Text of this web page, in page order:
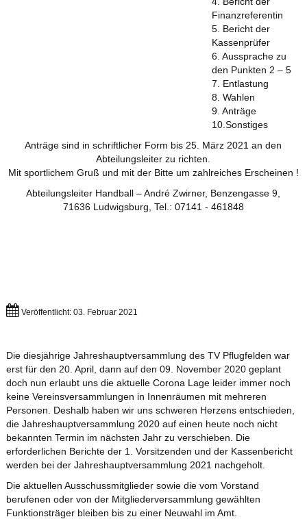
Finanzreferentin
5. Bericht der
Kassenprüfer
6. Aussprache zu
den Punkten 2 – 5
7. Entlastung
8. Wahlen
9. Anträge
10.Sonstiges
Anträge sind in schriftlicher Form bis 25. März 2021 an den
Abteilungsleiter zu richten.
Mit sportlichem Gruß und mit der Bitte um zahlreiches Erscheinen !
Abteilungsleiter Handball – André Zwirner, Benzengasse 9,
71636 Ludwigsburg, Tel.: 07141 - 461848
Veröffentlicht: 03. Februar 2021
Die diesjährige Jahreshauptversammlung des TV Pflugfelden war
erst für den 20. April, dann auf den 09. November 2020 geplant
doch nun erlaubt uns die aktuelle Corona Lage leider immer noch
keine Vereinsversammlungen in Innenräumen mit mehreren
Personen. Deshalb haben wir uns schweren Herzens entschieden,
die Jahreshauptversammlung 2020 auf einen heute noch nicht
bekannten Termin im nächsten Jahr zu verschieben. Die
erforderlichen Berichte der 1. Vorsitzenden und der Kassenbericht
werden bei der Jahreshauptversammlung 2021 nachgeholt.
Die aktuellen Ausschussmitglieder sowie die vom Vorstand
berufenen oder von der Mitgliederversammlung gewählten
Funktionsträger bleiben bis zu einer Neuwahl im Amt.